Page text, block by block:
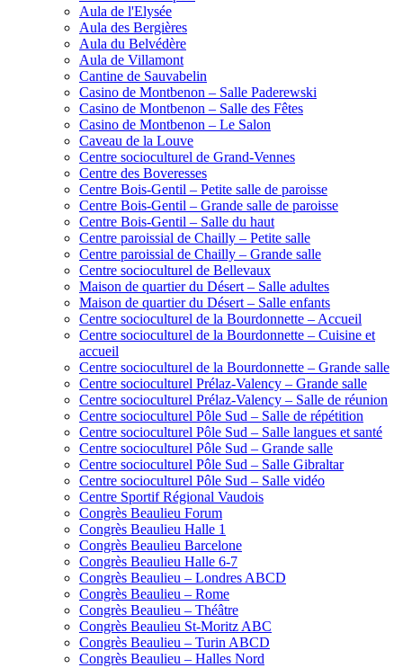
Aula de l'Elysée
Aula des Bergières
Aula du Belvédère
Aula de Villamont
Cantine de Sauvabelin
Casino de Montbenon – Salle Paderewski
Casino de Montbenon – Salle des Fêtes
Casino de Montbenon – Le Salon
Caveau de la Louve
Centre socioculturel de Grand-Vennes
Centre des Boveresses
Centre Bois-Gentil – Petite salle de paroisse
Centre Bois-Gentil – Grande salle de paroisse
Centre Bois-Gentil – Salle du haut
Centre paroissial de Chailly – Petite salle
Centre paroissial de Chailly – Grande salle
Centre socioculturel de Bellevaux
Maison de quartier du Désert – Salle adultes
Maison de quartier du Désert – Salle enfants
Centre socioculturel de la Bourdonnette – Accueil
Centre socioculturel de la Bourdonnette – Cuisine et
accueil
Centre socioculturel de la Bourdonnette – Grande salle
Centre socioculturel Prélaz-Valency – Grande salle
Centre socioculturel Prélaz-Valency – Salle de réunion
Centre socioculturel Pôle Sud – Salle de répétition
Centre socioculturel Pôle Sud – Salle langues et santé
Centre socioculturel Pôle Sud – Grande salle
Centre socioculturel Pôle Sud – Salle Gibraltar
Centre socioculturel Pôle Sud – Salle vidéo
Centre Sportif Régional Vaudois
Congrès Beaulieu Forum
Congrès Beaulieu Halle 1
Congrès Beaulieu Barcelone
Congrès Beaulieu Halle 6-7
Congrès Beaulieu – Londres ABCD
Congrès Beaulieu – Rome
Congrès Beaulieu – Théâtre
Congrès Beaulieu St-Moritz ABC
Congrès Beaulieu – Turin ABCD
Congrès Beaulieu – Halles Nord